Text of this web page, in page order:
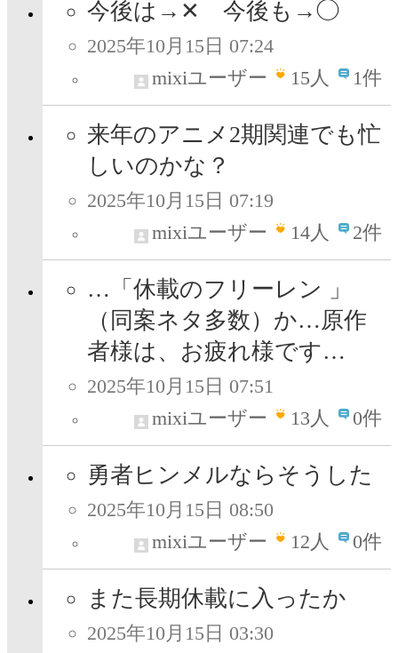
今後は→✕ 今後も→◯
2025年10月15日 07:24
mixiユーザー
15人 1件
来年のアニメ2期関連でも忙
しいのかな？
2025年10月15日 07:19
mixiユーザー
14人 2件
…「休載のフリーレン 」
（同案ネタ多数）か…原作
者様は、お疲れ様です…
2025年10月15日 07:51
mixiユーザー
13人 0件
勇者ヒンメルならそうした
2025年10月15日 08:50
mixiユーザー
12人 0件
また長期休載に入ったか
2025年10月15日 03:30